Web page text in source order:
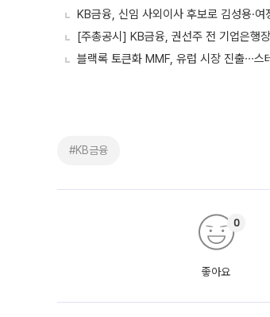
KB금융, 신임 사외이사 후보로 김성용·여
[주총공시] KB금융, 권선주 전 기업은행
블랙록 토큰화 MMF, 유럽 시장 진출∙∙∙스
#KB금융
좋아요
0